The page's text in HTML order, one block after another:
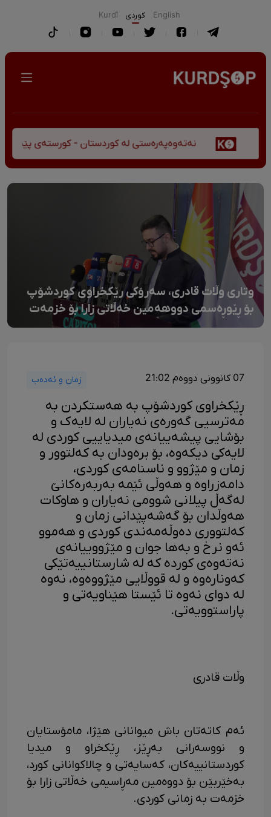
English كوردی Kurdî
نەتەوەپەرەستی لە کوردستان - کورستەی پێشڤەچوونی
وتاری وڵات قادری، سەرۆکی رێکخراوی کوردشۆپ
بۆ ڕێوڕەسمی دووهەمین خەڵاتی زارا بۆ خزمەت
بە زمانی کوردی
07 کانوونی دووەم 21:02 زمان و ئەدەب
ڕێکخراوی کوردشۆپ بە هەستکردن بە
مەترسیی گەورەی نەیاران لە لایەک و
بۆشایی پیشەییانەی میدیاییی کوردی لە
لایەکی دیکەوە، بۆ برەودان بە کەلتوور و
زمان و مێژوو و ناسنامەی کوردی،
دامەزراوە و هەوڵی ئێمە بەربەرەکانێ
لەگەڵ پیلانی شوومی نەیاران و هاوکات
هەوڵدان بۆ گەشەپێدانی زمان و
کەلتووری دەوڵەمەندی کوردی و هەموو
ئەو نرخ و بەها جوان و مێژووییانەی
نەتەوەی کوردە کە لە شارستانییەتێکی
کەونارەوە و لە قووڵایی مێژووەوە، نەوە
لە دوای نەوە تا ئێستا هێناویەتی و
پاراستوویەتی.
وڵات قادری
ئەم کاتەتان باش میوانانی هێژا، مامۆستایان
و نووسەرانی بەڕێز، ڕێکخراو و میدیا
کوردستانییەکان، کەسایەتی و چالاکوانانی کورد،
بەخێربێن بۆ دووەمین مەڕاسیمی خەڵاتی زارا بۆ
خزمەت بە زمانی کوردی.